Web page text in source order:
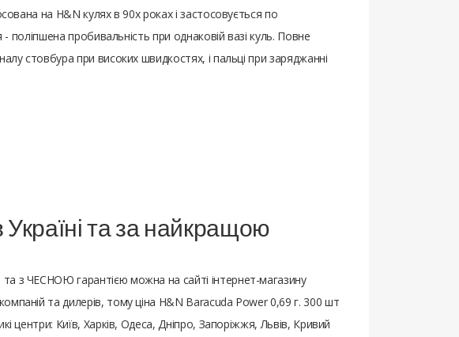
на H&N кулях в 90х роках і застосовується по
поліпшена пробивальність при однаковій вазі куль. Повне
стовбура при високих швидкостях, і пальці при заряджанні
та за найкращою
з ЧЕСНОЮ гарантією можна на сайті інтернет-магазину
та дилерів, тому ціна H&N Baracuda Power 0,69 г. 300 шт
центри: Київ, Харків, Одеса, Дніпро, Запоріжжя, Львів, Кривий